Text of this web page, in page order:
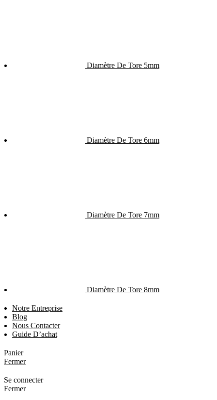
Diamètre De Tore 5mm
Diamètre De Tore 6mm
Diamètre De Tore 7mm
Diamètre De Tore 8mm
Notre Entreprise
Blog
Nous Contacter
Guide D’achat
Panier
Fermer
Se connecter
Fermer